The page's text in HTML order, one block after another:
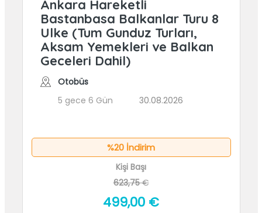
Ankara Hareketli
Bastanbasa Balkanlar Turu 8
Ulke (Tum Gunduz Turları,
Aksam Yemekleri ve Balkan
Geceleri Dahil)
Otobüs
5 gece 6 Gün
30.08.2026
%20 İndirim
Kişi Başı
623,75€
499,00 €